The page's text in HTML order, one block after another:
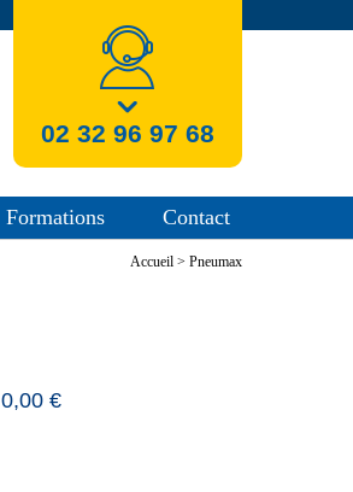
02 32 96 97 68
Formations Contact
Accueil > Pneumax
0,00 €